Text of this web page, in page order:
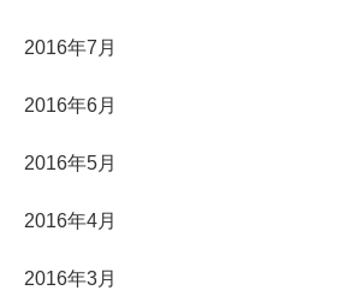
2016年7月
2016年6月
2016年5月
2016年4月
2016年3月